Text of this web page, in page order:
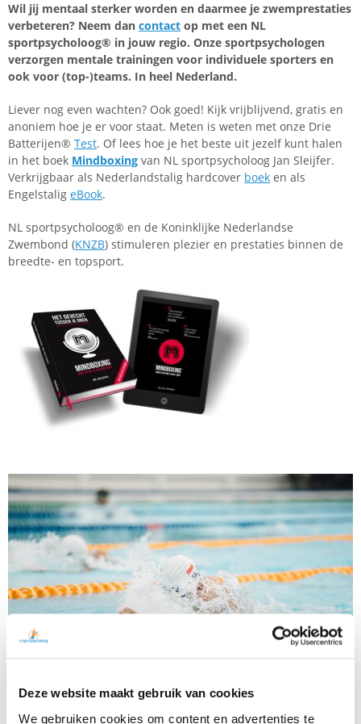
Deze website maakt gebruik van cookies
We gebruiken cookies om content en advertenties te
Wil jij mentaal sterker worden en daarmee je zwemprestaties
verbeteren? Neem dan contact op met een NL
sportpsycholoog® in jouw regio. Onze sportpsychologen
verzorgen mentale trainingen voor individuele sporters en
ook voor (top-)teams. In heel Nederland.
Liever nog even wachten? Ook goed! Kijk vrijblijvend, gratis en
anoniem hoe je er voor staat. Meten is weten met onze Drie
Batterijen® Test. Of lees hoe je het beste uit jezelf kunt halen
in het boek Mindboxing van NL sportpsycholoog Jan Sleijfer.
Verkrijgbaar als Nederlandstalig hardcover boek en als
Engelstalig eBook.
NL sportpsycholoog® en de Koninklijke Nederlandse
Zwembond (KNZB) stimuleren plezier en prestaties binnen de
breedte- en topsport.